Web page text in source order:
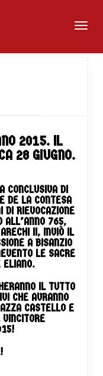
2015. IL
28 GIUGNO.
CONCLUSIVA DI
DE LA CONTESA
DI RIEVOCAZIONE
ALL’ANNO 765,
II, INVIÒ IL
A BISANZIO
LE SACRE
ELIANO.
IL TUTTO
CHE AVRANNO
CASTELLO E